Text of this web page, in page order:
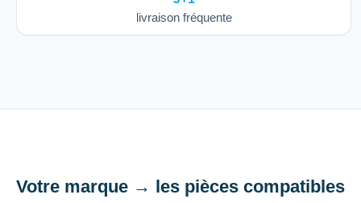
livraison fréquente
Votre marque → les pièces compatibles